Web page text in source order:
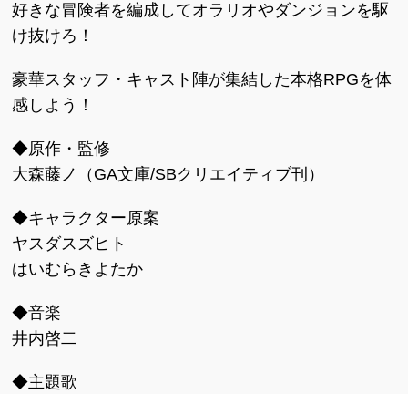
好きな冒険者を編成してオラリオやダンジョンを駆
け抜けろ！
豪華スタッフ・キャスト陣が集結した本格RPGを体
感しよう！
◆原作・監修
大森藤ノ（GA文庫/SBクリエイティブ刊）
◆キャラクター原案
ヤスダスズヒト
はいむらきよたか
◆音楽
井内啓二
◆主題歌